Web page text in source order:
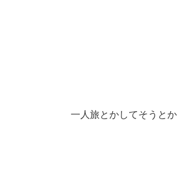
一人旅とかしてそうとか